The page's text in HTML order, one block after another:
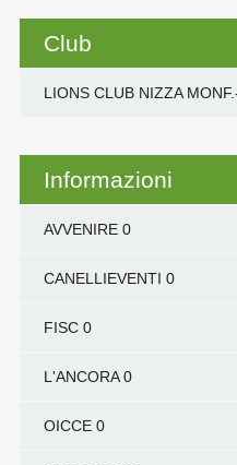
Club
LIONS CLUB NIZZA
Informazioni
AVVENIRE0
CANELLIEVENTI 0
FISC0
L'ANCORA0
OICCE0